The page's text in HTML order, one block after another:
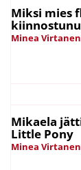
Miksi mies
Minea Virtanen
Mikaela
Little Pony
Minea Virtanen